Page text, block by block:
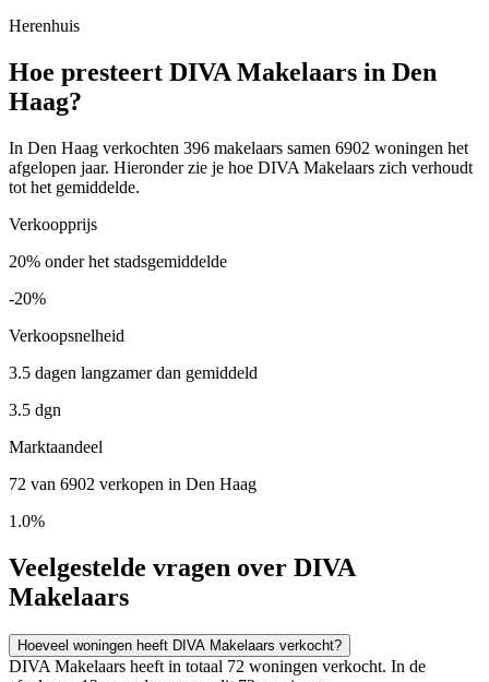
Herenhuis
Hoe presteert DIVA Makelaars in Den
Haag?
In Den Haag verkochten 396 makelaars samen 6902 woningen het
afgelopen jaar. Hieronder zie je hoe DIVA Makelaars zich verhoudt
tot het gemiddelde.
Verkoopprijs
20% onder het stadsgemiddelde
-20%
Verkoopsnelheid
3.5 dagen langzamer dan gemiddeld
3.5 dgn
Marktaandeel
72 van 6902 verkopen in Den Haag
1.0%
Veelgestelde vragen over DIVA
Makelaars
Hoeveel woningen heeft DIVA Makelaars verkocht?
DIVA Makelaars heeft in totaal 72 woningen verkocht. In de